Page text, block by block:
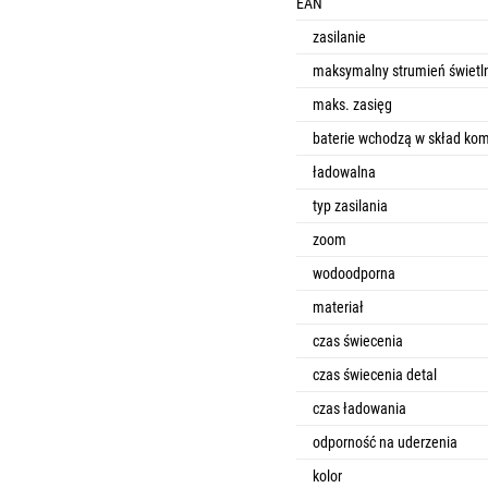
zasilanie
maksymalny strumień
maks. zasięg
baterie wchodzą w skład
ładowalna
typ zasilania
zoom
wodoodporna
materiał
czas świecenia
czas świecenia detal
czas ładowania
odporność na uderzenia
kolor